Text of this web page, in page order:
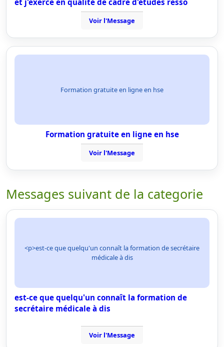
et j'exerce en qualité de cadre d'études resso
Voir l'Message
Formation gratuite en ligne en hse
Formation gratuite en ligne en hse
Voir l'Message
Messages suivant de la categorie
<p>est-ce que quelqu'un connaît la formation de secrétaire
médicale à dis
est-ce que quelqu'un connaît la formation de
secrétaire médicale à dis
Voir l'Message